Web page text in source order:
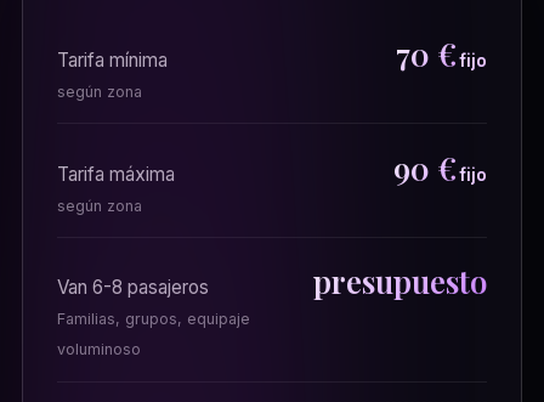
Tarifa mínima
según zona
70 €fijo
Tarifa máxima
según zona
90 €fijo
Van 6-8 pasajeros
Familias, grupos, equipaje
voluminoso
presupuesto